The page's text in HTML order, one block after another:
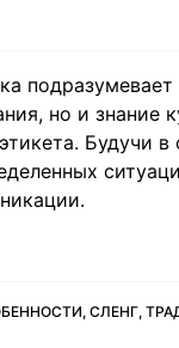
но и знание
Будучи
СЛЕНГ,